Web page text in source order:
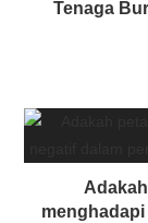
Tenaga